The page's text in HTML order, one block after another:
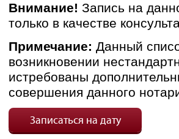
Внимание! Запись на
только в качестве
Примечание: Данный
возникновении
истребованы
совершения данного
Записаться на дату